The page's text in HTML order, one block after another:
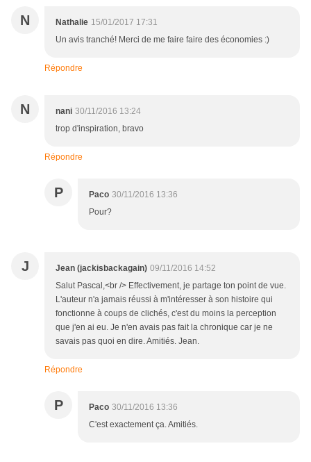
N Nathalie 15/01/2017 17:31
Un avis tranché! Merci de me faire faire des économies :)
Répondre
N nani 30/11/2016 13:24
trop d'inspiration, bravo
Répondre
P Paco 30/11/2016 13:36
Pour?
J Jean (jackisbackagain) 09/11/2016 14:52
Salut Pascal,<br /> Effectivement, je partage ton point de vue.
L'auteur n'a jamais réussi à m'intéresser à son histoire qui
fonctionne à coups de clichés, c'est du moins la perception
que j'en ai eu. Je n'en avais pas fait la chronique car je ne
savais pas quoi en dire. Amitiés. Jean.
Répondre
P Paco 30/11/2016 13:36
C'est exactement ça. Amitiés.